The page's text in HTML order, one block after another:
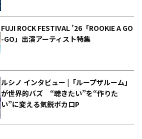
FUJI ROCK FESTIVAL ’26「ROOKIE A GO
-GO」出演アーティスト特集
ルシノ インタビュー |「ループザルーム」
が世界的バズ “聴きたい”を“作りた
い”に変える気鋭ボカロP